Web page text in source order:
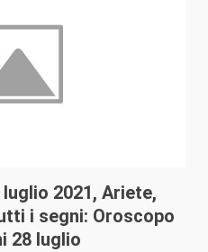
2021, Ariete,
i segni: Oroscopo
28 luglio